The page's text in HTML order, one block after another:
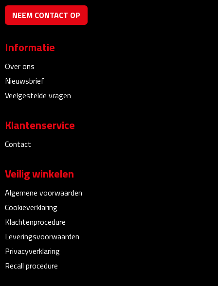
Document- & Schrijfmappen
Documentmappen
Schrijfmappen
Multifunctionele schrijfmappen
Klemborden
Notitieboeken en Schriften
Memo's
Memoboekjes
Memo sets
Unieke memo's
NEEM CONTACT OP
Informatie
Over ons
Nieuwsbrief
Veelgestelde vragen
Klantenservice
Contact
Veilig winkelen
Algemene voorwaarden
Cookieverklaring
Klachtenprocedure
Leveringsvoorwaarden
Privacyverklaring
Recall procedure